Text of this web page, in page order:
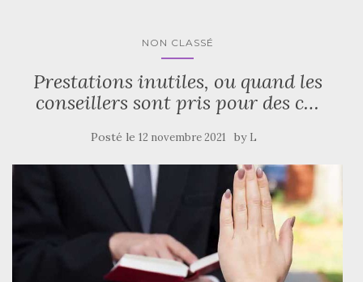
NON CLASSÉ
Prestations inutiles, ou quand les
conseillers sont pris pour des c…
Posté le 12 novembre 2021 by L